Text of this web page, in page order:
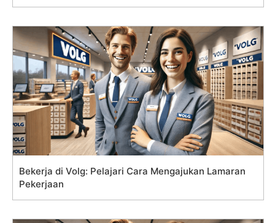
Bekerja di Volg: Pelajari Cara Mengajukan Lamaran
Pekerjaan